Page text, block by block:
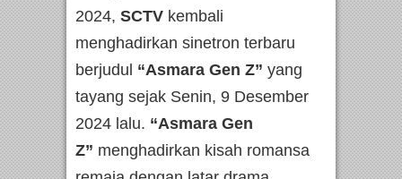
2024, SCTV kembali
menghadirkan sinetron terbaru
berjudul “Asmara Gen Z” yang
tayang sejak Senin, 9 Desember
2024 lalu. “Asmara Gen
Z” menghadirkan kisah romansa